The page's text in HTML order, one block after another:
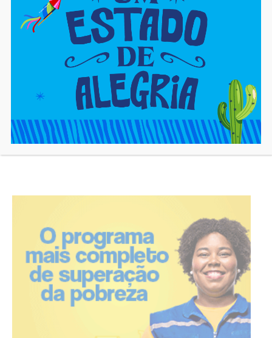
contra gripe e covid
na Praça Municipal
cjadm
https://cajaon.com.br